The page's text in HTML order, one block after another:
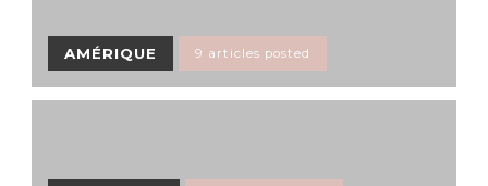
AMÉRIQUE 9 articles posted